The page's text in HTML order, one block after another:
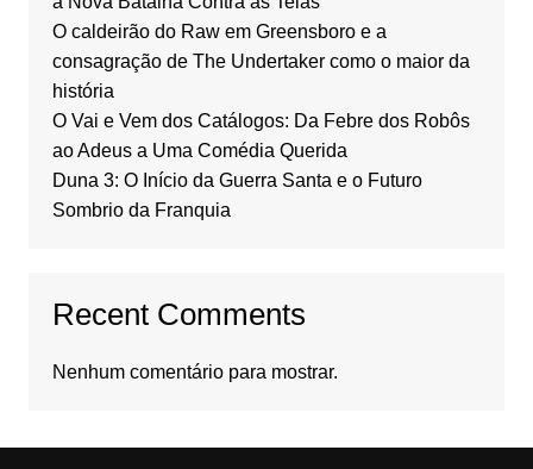
O caldeirão do Raw em Greensboro e a
consagração de The Undertaker como o maior da
história
O Vai e Vem dos Catálogos: Da Febre dos Robôs
ao Adeus a Uma Comédia Querida
Duna 3: O Início da Guerra Santa e o Futuro
Sombrio da Franquia
Recent Comments
Nenhum comentário para mostrar.